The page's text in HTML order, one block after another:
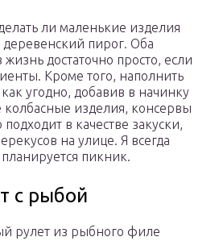
ли маленькие изделия
пирог. Оба
жизнь достаточно просто, если
Кроме того, наполнить
угодно, добавив в начинку
изделия, консервы
в качестве закуски,
на улице. Я всегда
пикник.
с рыбой
рулет из рыбного филе